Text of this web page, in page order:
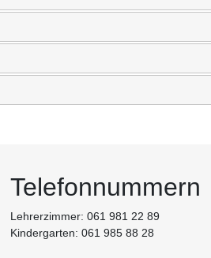
Telefonnummern
Lehrerzimmer: 061 981 22 89
Kindergarten: 061 985 88 28